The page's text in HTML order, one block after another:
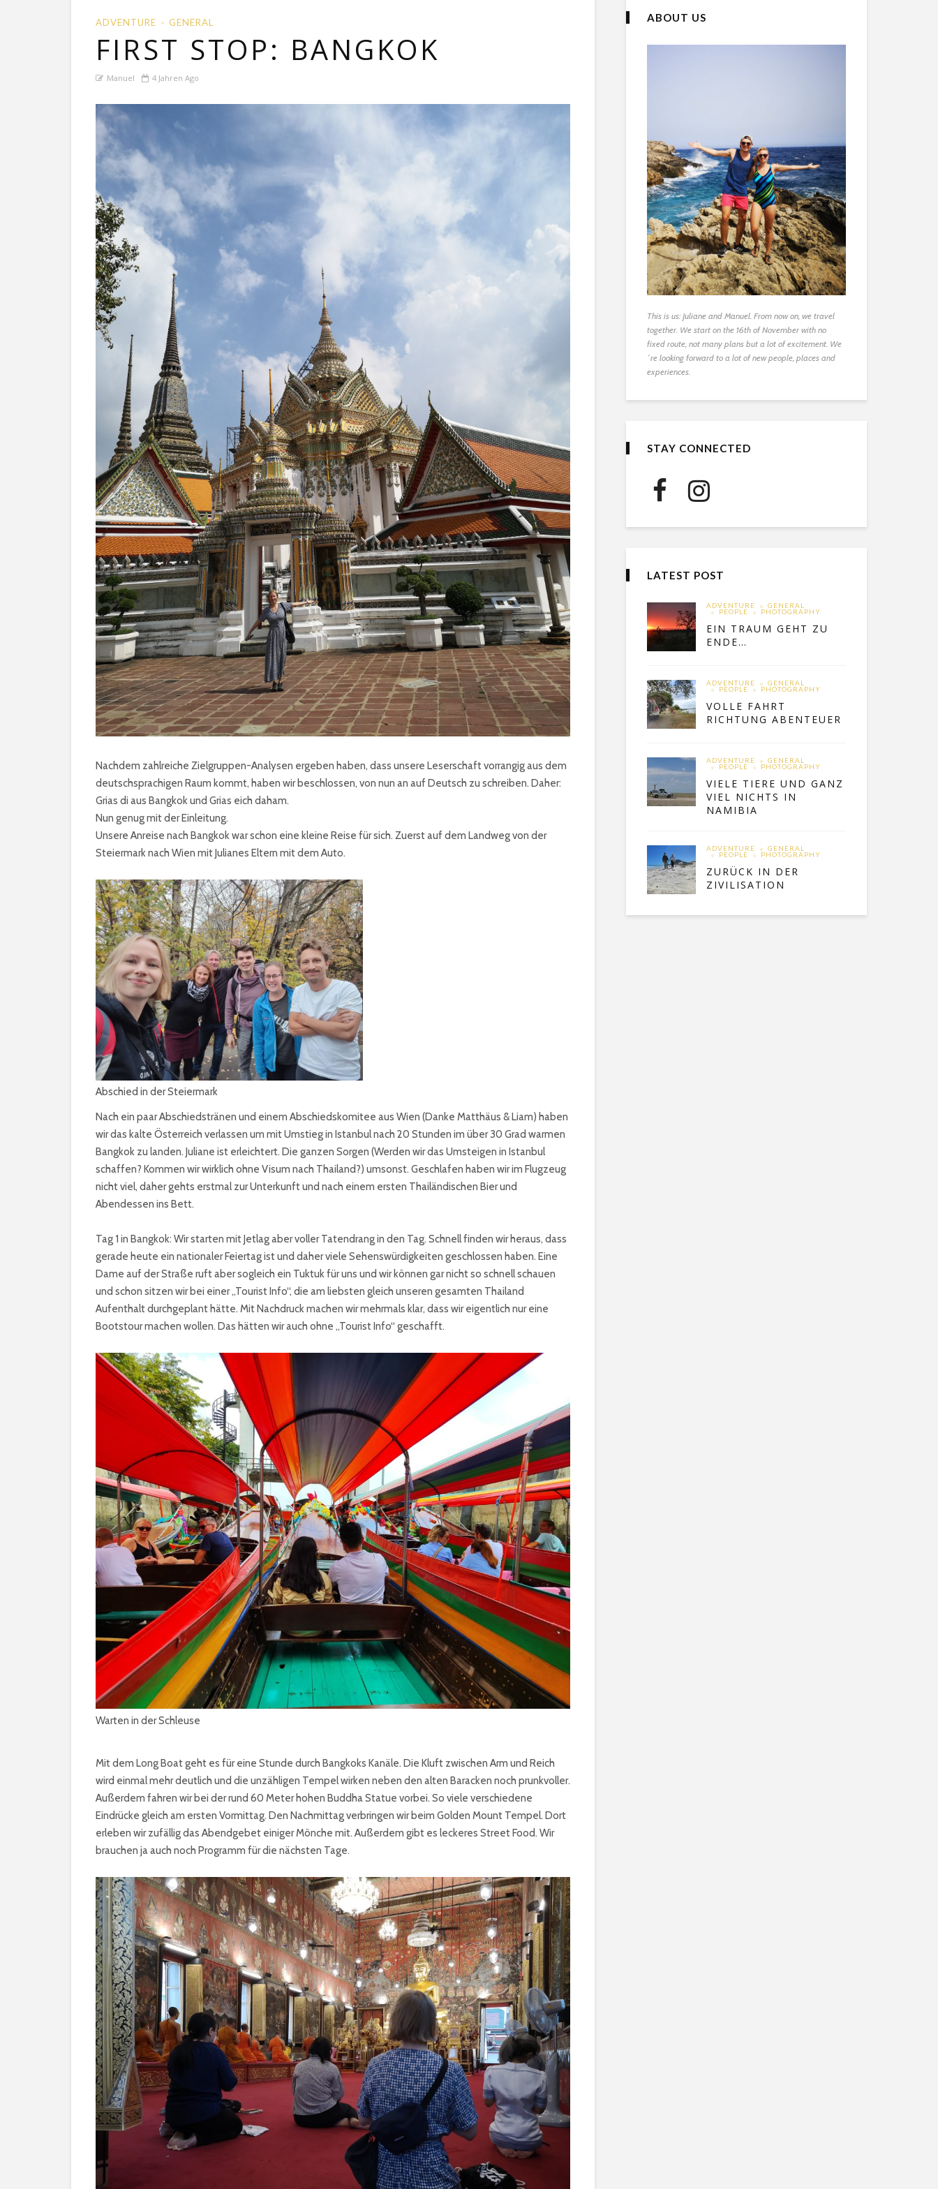
ADVENTURE GENERAL
FIRST STOP: BANGKOK
Manuel 4 Jahren Ago
Nachdem zahlreiche Zielgruppen-Analysen ergeben haben, dass unsere Leserschaft vorrangig aus dem
deutschsprachigen Raum kommt, haben wir beschlossen, von nun an auf Deutsch zu schreiben. Daher:
Grias di aus Bangkok und Grias eich daham.
Nun genug mit der Einleitung.
Unsere Anreise nach Bangkok war schon eine kleine Reise für sich. Zuerst auf dem Landweg von der
Steiermark nach Wien mit Julianes Eltern mit dem Auto.
Abschied in der Steiermark
Nach ein paar Abschiedstränen und einem Abschiedskomitee aus Wien (Danke Matthäus & Liam) haben
wir das kalte Österreich verlassen um mit Umstieg in Istanbul nach 20 Stunden im über 30 Grad warmen
Bangkok zu landen. Juliane ist erleichtert. Die ganzen Sorgen (Werden wir das Umsteigen in Istanbul
schaffen? Kommen wir wirklich ohne Visum nach Thailand?) umsonst. Geschlafen haben wir im Flugzeug
nicht viel, daher gehts erstmal zur Unterkunft und nach einem ersten Thailändischen Bier und
Abendessen ins Bett.
Tag 1 in Bangkok: Wir starten mit Jetlag aber voller Tatendrang in den Tag. Schnell finden wir heraus, dass
gerade heute ein nationaler Feiertag ist und daher viele Sehenswürdigkeiten geschlossen haben. Eine
Dame auf der Straße ruft aber sogleich ein Tuktuk für uns und wir können gar nicht so schnell schauen
und schon sitzen wir bei einer „Tourist Info“, die am liebsten gleich unseren gesamten Thailand
Aufenthalt durchgeplant hätte. Mit Nachdruck machen wir mehrmals klar, dass wir eigentlich nur eine
Bootstour machen wollen. Das hätten wir auch ohne „Tourist Info“ geschafft.
Warten in der Schleuse
Mit dem Long Boat geht es für eine Stunde durch Bangkoks Kanäle. Die Kluft zwischen Arm und Reich
wird einmal mehr deutlich und die unzähligen Tempel wirken neben den alten Baracken noch prunkvoller.
Außerdem fahren wir bei der rund 60 Meter hohen Buddha Statue vorbei. So viele verschiedene
Eindrücke gleich am ersten Vormittag. Den Nachmittag verbringen wir beim Golden Mount Tempel. Dort
erleben wir zufällig das Abendgebet einiger Mönche mit. Außerdem gibt es leckeres Street Food. Wir
brauchen ja auch noch Programm für die nächsten Tage.
ABOUT US
This is us: Juliane and Manuel. From now on, we travel
together. We start on the 16th of November with no
fixed route, not many plans but a lot of excitement. We
´re looking forward to a lot of new people, places and
experiences.
STAY CONNECTED
LATEST POST
ADVENTURE GENERAL
PEOPLE PHOTOGRAPHY
EIN TRAUM GEHT ZU
ENDE…
ADVENTURE GENERAL
PEOPLE PHOTOGRAPHY
VOLLE FAHRT
RICHTUNG ABENTEUER
ADVENTURE GENERAL
PEOPLE PHOTOGRAPHY
VIELE TIERE UND GANZ
VIEL NICHTS IN
NAMIBIA
ADVENTURE GENERAL
PEOPLE PHOTOGRAPHY
ZURÜCK IN DER
ZIVILISATION